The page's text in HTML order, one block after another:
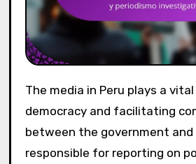
The media in Peru plays a vital role in upholding
democracy and facilitating
between the government and
responsible for reporting on